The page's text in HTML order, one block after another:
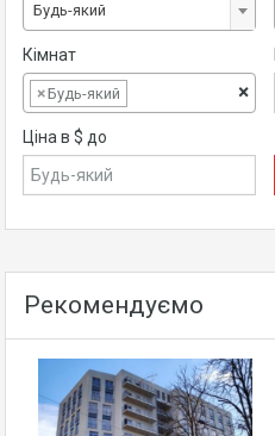
Будь-який
Кімнат
×
×Будь-який
Ціна в $ до
Рекомендуємо